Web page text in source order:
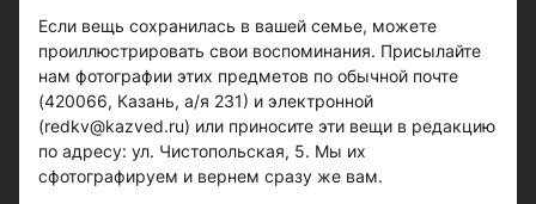
Если вещь сохранилась в вашей семье, можете
проиллюстрировать свои воспоминания. Присылайте
нам фотографии этих предметов по обычной почте
(420066, Казань, а/я 231) и электронной
(redkv@kazved.ru) или приносите эти вещи в редакцию
по адресу: ул. Чистопольская, 5. Мы их
сфотографируем и вернем сразу же вам.